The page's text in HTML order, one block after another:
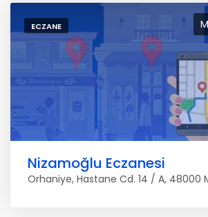
ECZANE
Nizamoğlu Eczanesi
Orhaniye, Hastane Cd. 14 / A, 48000